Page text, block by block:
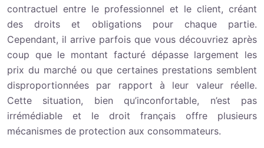
contractuel entre le professionnel et le client, créant
des droits et obligations pour chaque partie.
Cependant, il arrive parfois que vous découvriez après
coup que le montant facturé dépasse largement les
prix du marché ou que certaines prestations semblent
disproportionnées par rapport à leur valeur réelle.
Cette situation, bien qu’inconfortable, n’est pas
irrémédiable et le droit français offre plusieurs
mécanismes de protection aux consommateurs.